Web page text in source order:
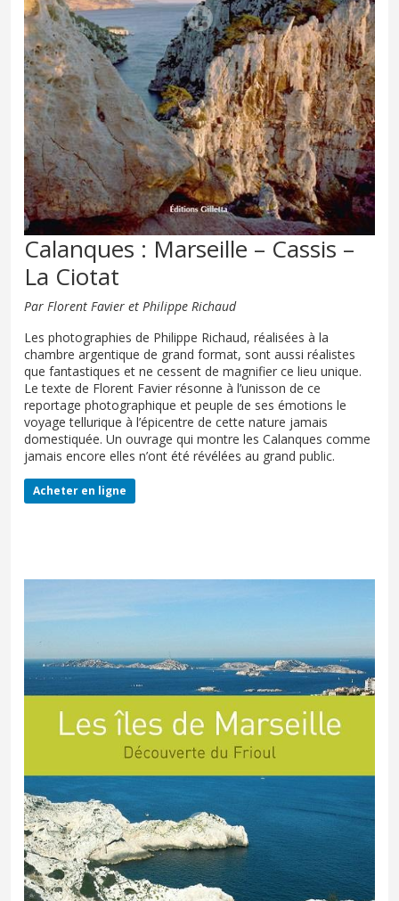
Calanques : Marseille – Cassis –
La Ciotat
Par Florent Favier et Philippe Richaud
Les photographies de Philippe Richaud, réalisées à la
chambre argentique de grand format, sont aussi réalistes
que fantastiques et ne cessent de magnifier ce lieu unique.
Le texte de Florent Favier résonne à l’unisson de ce
reportage photographique et peuple de ses émotions le
voyage tellurique à l’épicentre de cette nature jamais
domestiquée. Un ouvrage qui montre les Calanques comme
jamais encore elles n’ont été révélées au grand public.
Acheter en ligne